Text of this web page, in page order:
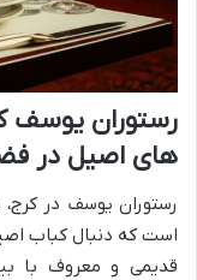
رستوران یوسف
های اصیل در
رستوران یوسف در
است که دنبال کباب
قدیمی و معروف با